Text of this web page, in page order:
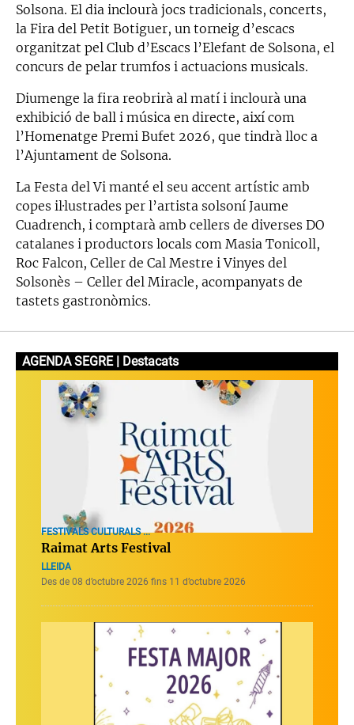
Solsona. El dia inclourà jocs tradicionals, concerts,
la Fira del Petit Botiguer, un torneig d’escacs
organitzat pel Club d’Escacs l’Elefant de Solsona, el
concurs de pelar trumfos i actuacions musicals.
Diumenge la fira reobrirà al matí i inclourà una
exhibició de ball i música en directe, així com
l’Homenatge Premi Bufet 2026, que tindrà lloc a
l’Ajuntament de Solsona.
La Festa del Vi manté el seu accent artístic amb
copes il·lustrades per l’artista solsoní Jaume
Cuadrench, i comptarà amb cellers de diverses DO
catalanes i productors locals com Masia Tonicoll,
Roc Falcon, Celler de Cal Mestre i Vinyes del
Solsonès – Celler del Miracle, acompanyats de
tastets gastronòmics.
AGENDA SEGRE | Destacats
FESTIVALS CULTURALS ...
Raimat Arts Festival
LLEIDA
Des de 08 d’octubre 2026 fins 11 d’octubre 2026